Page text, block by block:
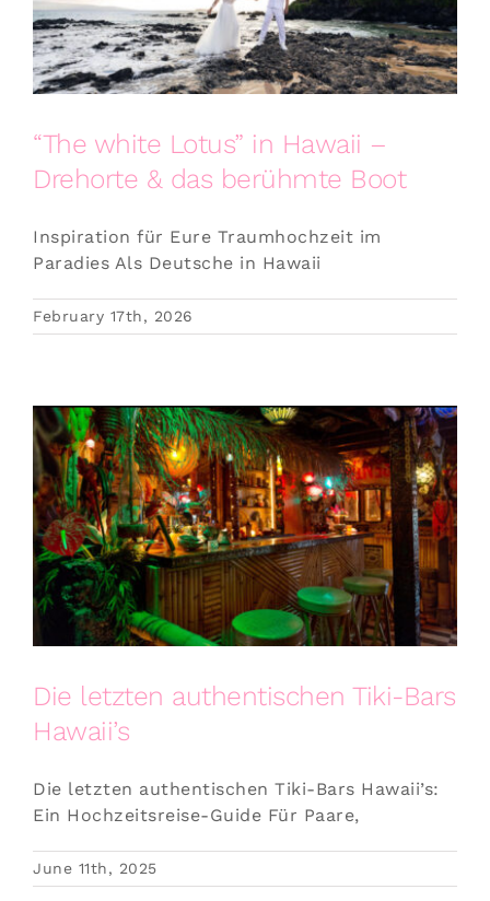
“The white Lotus” in Hawaii –
Drehorte & das berühmte Boot
Inspiration für Eure Traumhochzeit im
Paradies Als Deutsche in Hawaii
February 17th, 2026
Die letzten authentischen Tiki-Bars
Hawaii’s
Die letzten authentischen Tiki-Bars Hawaii’s:
Ein Hochzeitsreise-Guide Für Paare,
June 11th, 2025